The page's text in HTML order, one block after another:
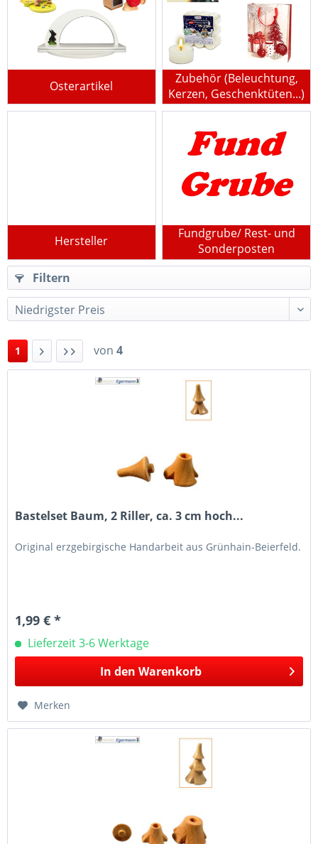
Osterartikel
Zubehör (Beleuchtung,
Kerzen, Geschenktüten...)
Hersteller
Fundgrube/ Rest- und
Sonderposten
Filtern
1 von 4
Bastelset Baum, 2 Riller, ca. 3 cm hoch...
Original erzgebirgische Handarbeit aus Grünhain-Beierfeld.
1,99 € *
Lieferzeit 3-6 Werktage
In den Warenkorb
Merken